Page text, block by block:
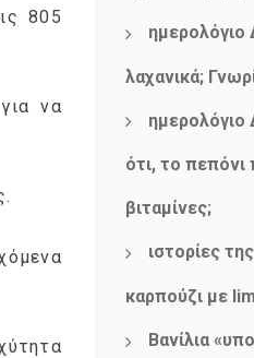
805
να
λαχανικά;
ημερολόγιο
ότι, το πεπόνι
βιταμίνες;
ιστορίες
καρπούζι με
Βανίλια